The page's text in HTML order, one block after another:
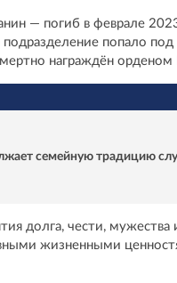
— погиб в феврале
попало
награждён
семейную традицию
долга, чести,
жизненными